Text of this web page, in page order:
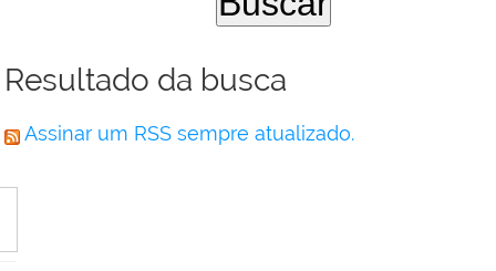
Resultado da busca
Assinar um RSS sempre atualizado.